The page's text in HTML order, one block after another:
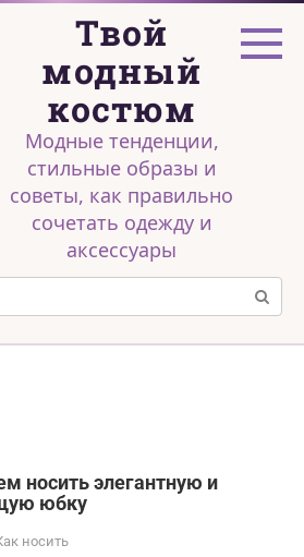
Твой
модный
костюм
Модные тенденции,
стильные образы и
советы, как правильно
сочетать одежду и
аксессуары
носить элегантную и
юбку
носить